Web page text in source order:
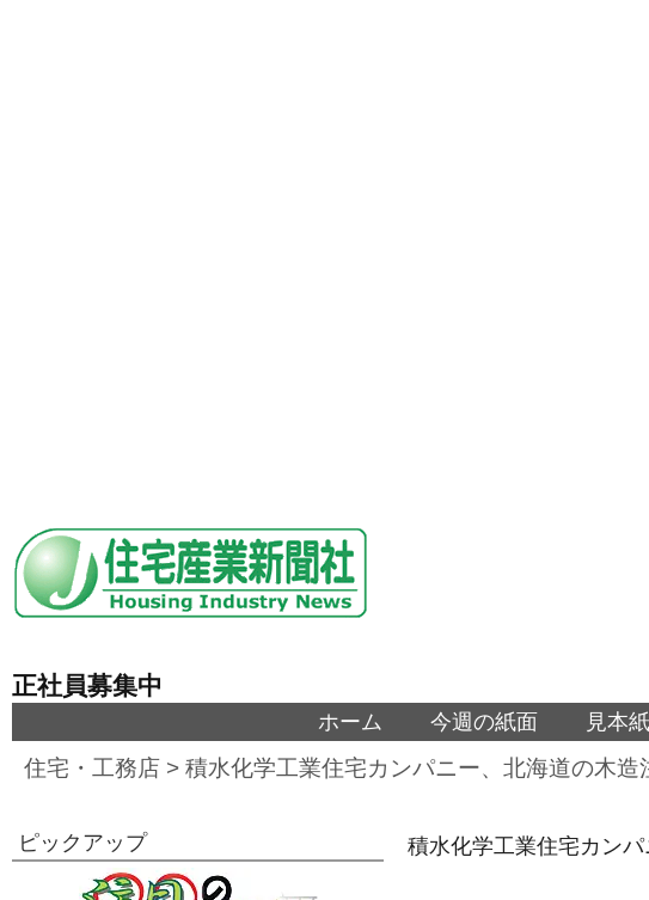
正社員募集中
ホーム 今週の紙面 見本
住宅・工務店 > 積水化学工業住宅カンパニー、北海道の木
積水化学工業住宅カン
ピックアップ